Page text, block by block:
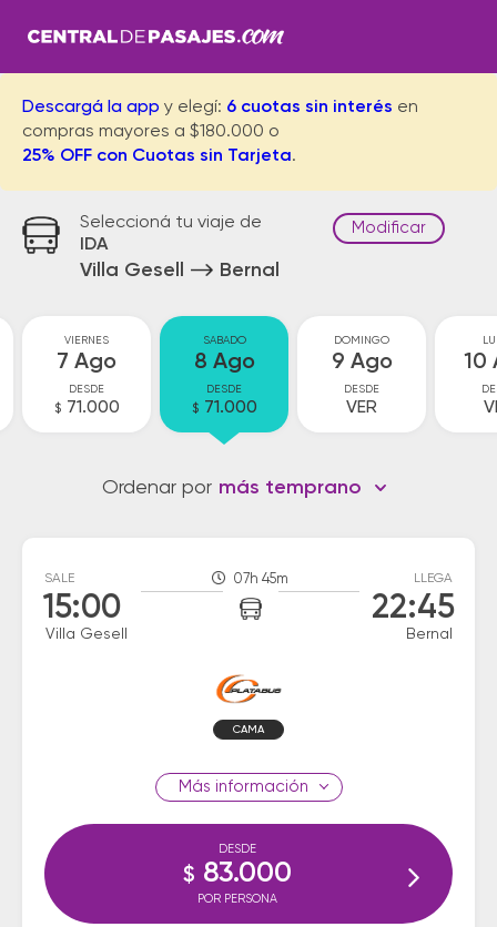
Descargá la app y elegí: 6 cuotas sin interés en
compras mayores a $180.000 o
25% OFF con Cuotas sin Tarjeta.
Seleccioná tu viaje de
IDA
Villa Gesell Bernal
Modificar
VIERNES
7 Ago
DESDE
$ 71.000
SABADO
8 Ago
DESDE
$ 71.000
DOMINGO
9 Ago
DESDE
VER
10
Ordenar por más temprano
SALE
15:00
Villa Gesell
07h 45m LLEGA
22:45
Bernal
CAMA
información
DESDE
$ 83.000
POR PERSONA